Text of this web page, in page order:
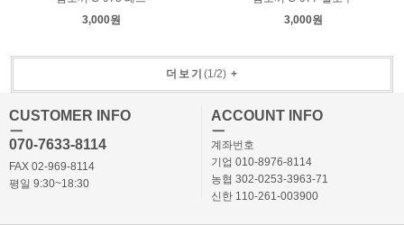
3,000원
3,000원
더보기 (1/2)+
CUSTOMER INFO
ㅡ
070-7633-8114
FAX 02-969-8114
평일 9:30~18:30
ACCOUNT INFO
ㅡ
계좌번호
기업 010-8976-8114
농협 302-0253-3963-71
신한 110-261-003900